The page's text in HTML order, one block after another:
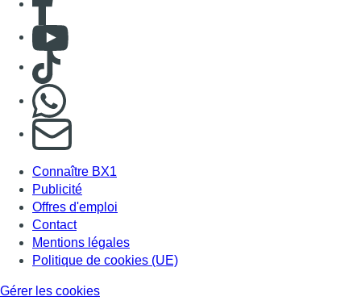
Consulter Youtube
Consulter TikTok
S'abonner à notre newsletter
Connaître BX1
Publicité
Offres d'emploi
Contact
Mentions légales
Politique de cookies (UE)
Gérer les cookies